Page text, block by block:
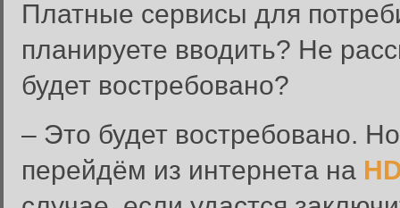
Платные сервисы для
планируете вводить? Не
будет востребовано?
– Это будет востребовано.
перейдём из интернета на